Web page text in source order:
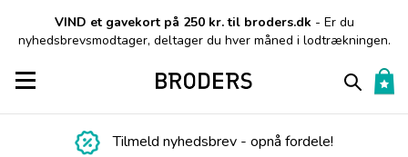
VIND et gavekort på 250 kr. til broders.dk - Er du
nyhedsbrevsmodtager, deltager du hver måned i lodtrækningen.
Toggle navigation
Tilmeld nyhedsbrev - opnå fordele!